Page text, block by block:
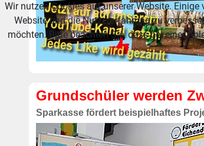
Grundschüler werden
Sparkasse fördert beispielhaftes
Wir nutzen Cookies auf unserer Website.
Website und die Nutzererfahrung zu
möchten. Bitte beachten Sie, dass bei einer